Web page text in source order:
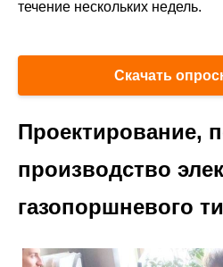
течение нескольких недель.
Скачать
Проектирование,
производство
газопоршневого